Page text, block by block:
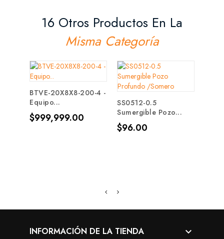
16 Otros Productos En La
Misma Categoría
BTVE-20X8X8-200-4 -
Equipo...
Precio
$999,999.00
SS0512-0.5
Sumergible Pozo...
Precio
$96.00
INFORMACIÓN DE LA TIENDA 